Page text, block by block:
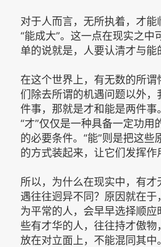
对于人而言，无所执着，才能
“能成大”。这一点在现实之中
单的说就是，人要认清才与能
在这个世界上，有无数的所谓
们除去所谓的机遇问题以外，
件事，那就是才和能是两件事
“才”仅仅是一种具备一定功用
的必要条件。“能”则是把这些
的方式装起来，让它们发挥作
所以，为什么在现实中，有才
遇往往迥异不同？原因就在
为平常的人，会早早选择顺应
些有才华的人，往往持才傲物
放在对立面上，不能混同其中